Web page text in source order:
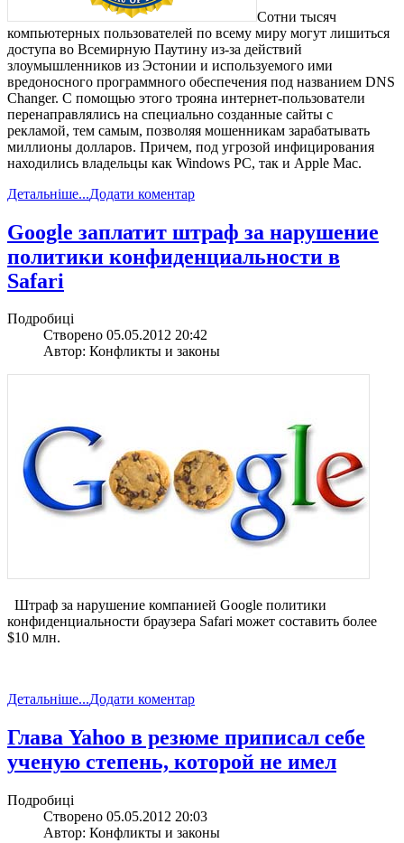
Сотни тысяч
компьютерных пользователей по всему миру могут лишиться
доступа во Всемирную Паутину из-за действий
злоумышленников из Эстонии и используемого ими
вредоносного программного обеспечения под названием DNS
Changer. С помощью этого трояна интернет-пользователи
перенаправлялись на специально созданные сайты с
рекламой, тем самым, позволяя мошенникам зарабатывать
миллионы долларов. Причем, под угрозой инфицирования
находились владельцы как Windows PC, так и Apple Mac.
Детальніше...Додати коментар
Google заплатит штраф за нарушение
политики конфиденциальности в
Safari
Подробиці
Створено 05.05.2012 20:42
Автор: Конфликты и законы
Штраф за нарушение компанией Google политики
конфиденциальности браузера Safari может составить более
$10 млн.
Детальніше...Додати коментар
Глава Yahoo в резюме приписал себе
ученую степень, которой не имел
Подробиці
Створено 05.05.2012 20:03
Автор: Конфликты и законы